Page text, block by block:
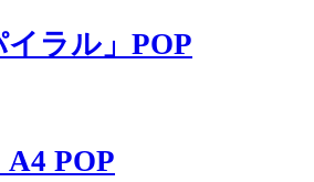
イラル」POP
A4 POP